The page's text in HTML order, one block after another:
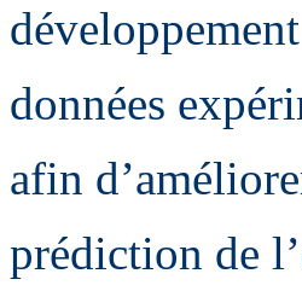
données
afin
prédiction de